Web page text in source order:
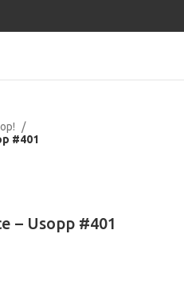
#401
– Usopp #401